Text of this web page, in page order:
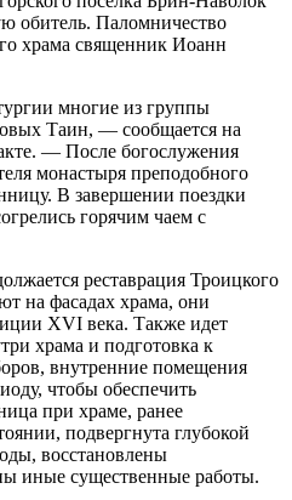
обитель. Паломничество
храма священник Иоанн
многие из группы
Таин, — сообщается на
— После богослужения
монастыря преподобного
В завершении поездки
горячим чаем с
реставрация Троицкого
на фасадах храма, они
XVI века. Также идет
храма и подготовка к
внутренние помещения
чтобы обеспечить
при храме, ранее
подвергнута глубокой
восстановлены
иные существенные работы.